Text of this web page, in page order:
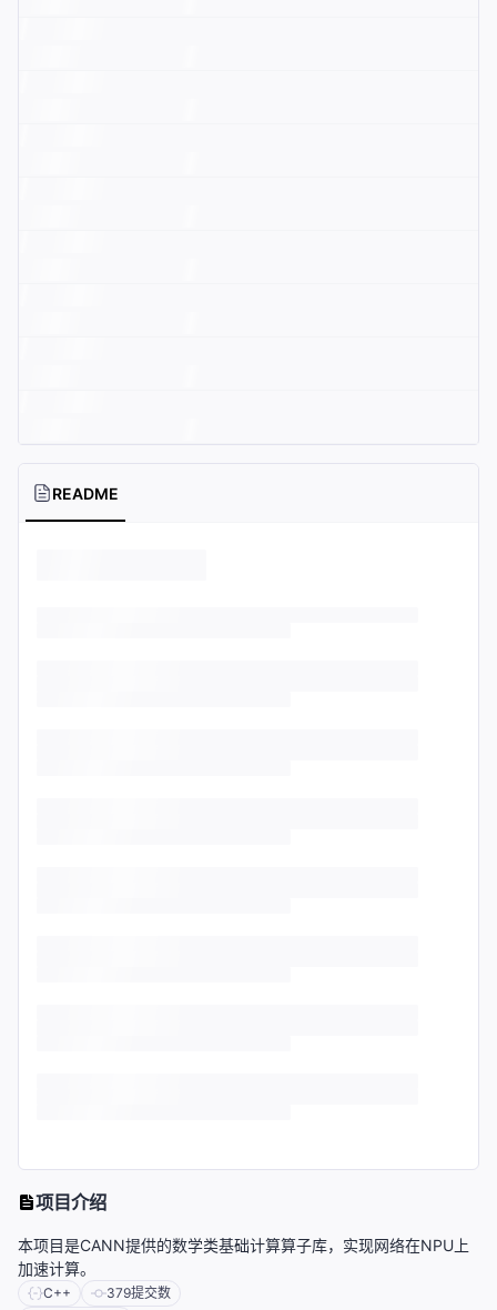
README
项目介绍
本项目是CANN提供的数学类基础计算算子库，实现网络在NPU上
加速计算。
C++ 379提交数